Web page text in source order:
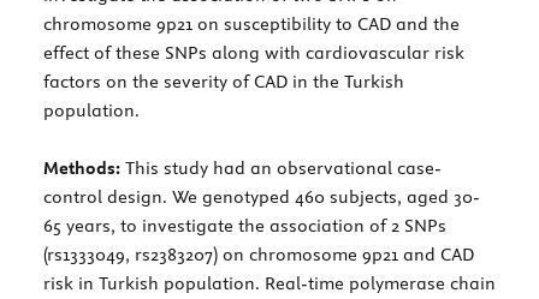
chromosome 9p21 on susceptibility to CAD and the
effect of these SNPs along with cardiovascular risk
factors on the severity of CAD in the Turkish
population.
Methods: This study had an observational case-
control design. We genotyped 460 subjects, aged 30-
65 years, to investigate the association of 2 SNPs
(rs1333049, rs2383207) on chromosome 9p21 and CAD
risk in Turkish population. Real-time polymerase chain